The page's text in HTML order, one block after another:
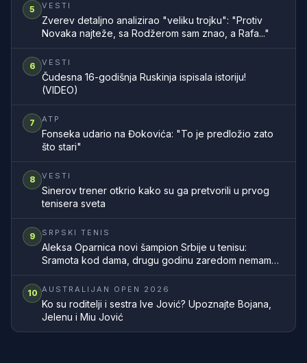
5 VESTI
Zverev detaljno analizirao "veliku trojku": "Protiv
Novaka najteže, sa Rodžerom sam znao, a Rafa..."
6 VESTI
Čudesna 16-godišnja Ruskinja ispisala istoriju!
(VIDEO)
7 ATP
Fonseka udario na Đokovića: "To je predložio zato
što stari"
8 VESTI
Sinerov trener otkrio kako su ga pretvorili u prvog
tenisera sveta
9 SRPSKI TENIS
Aleksa Oparnica novi šampion Srbije u tenisu:
Sramota kod dama, drugu godinu zaredom nemamo
10 AUSTRALIJAN OPEN 2026
Ko su roditelji i sestra Ive Jović? Upoznajte Bojana,
Jelenu i Miu Jović